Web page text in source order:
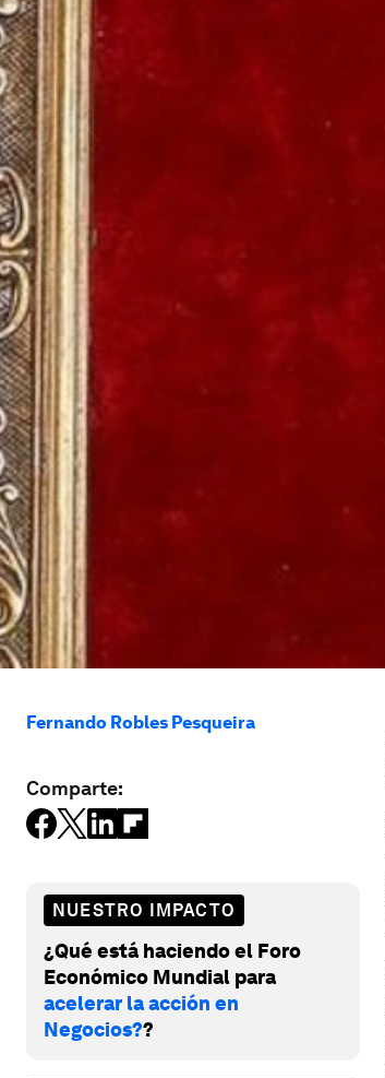
Fernando Robles Pesqueira
Comparte:
NUESTRO IMPACTO
¿Qué está haciendo el Foro
Económico Mundial para
acelerar la acción en
Negocios??